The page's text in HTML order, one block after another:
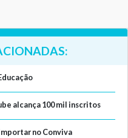
alcança 100 mil inscritos
no Conviva